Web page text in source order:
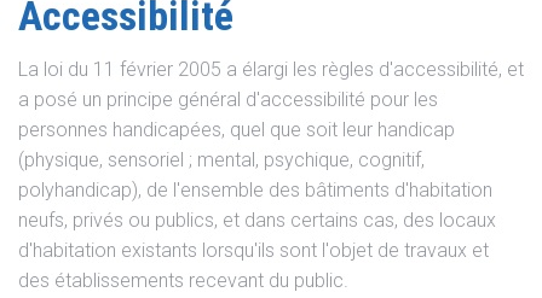
Accessibilité
La loi du 11 février 2005 a élargi les règles d'accessibilité, et
a posé un principe général d'accessibilité pour les
personnes handicapées, quel que soit leur handicap
(physique, sensoriel ; mental, psychique, cognitif,
polyhandicap), de l'ensemble des bâtiments d'habitation
neufs, privés ou publics, et dans certains cas, des locaux
d'habitation existants lorsqu'ils sont l'objet de travaux et
des établissements recevant du public.